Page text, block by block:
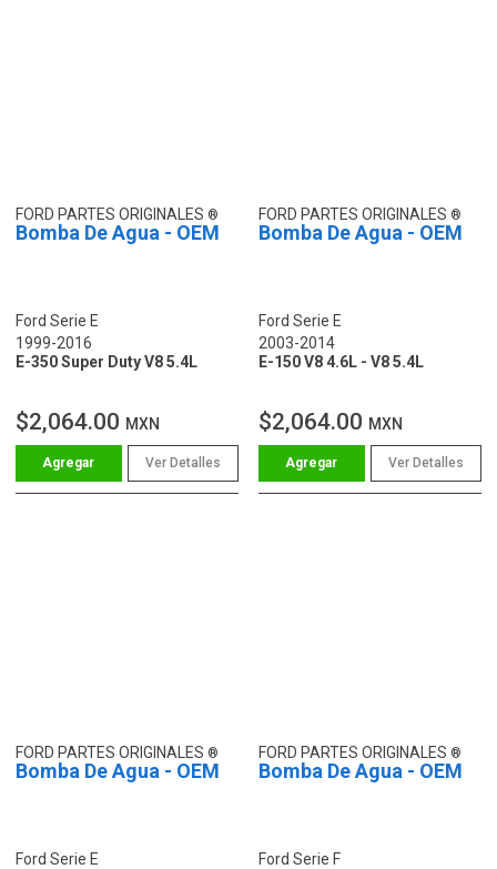
FORD PARTES ORIGINALES
Bomba De Agua - OEM
Ford Serie E
1999-2016
E-350 Super Duty V8 5.4L
$2,064.00 MXN
Ver Detalles
FORD PARTES ORIGINALES
Bomba De Agua - OEM
Ford Serie E
2003-2014
E-150 V8 4.6L - V8 5.4L
$2,064.00 MXN
Ver Detalles
FORD PARTES ORIGINALES
Bomba De Agua - OEM
Ford Serie E
FORD PARTES ORIGINALES
Bomba De Agua - OEM
Ford Serie F